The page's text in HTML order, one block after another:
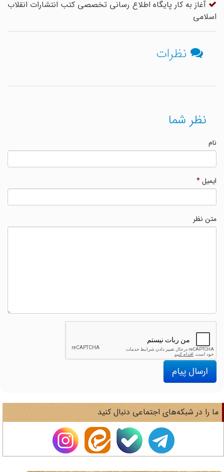
آغاز به کار پایگاه اطلاع رسانی تخصصی کتب انتشارات انقلاب
اسلامی
نظرات
نظر شما
ایمیل*
متن نظر
ارسال پیام
را در شبکه‌های اجتماعی دنبال کنید